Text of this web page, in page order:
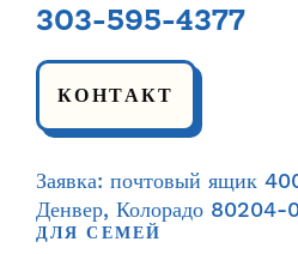
303-595-4377
КОНТАКТ
Заявка: почтовый ящик
Денвер, Колорадо 80204-
ДЛЯ СЕМЕЙ